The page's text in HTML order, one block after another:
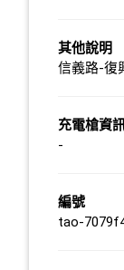
其他說明
信義路-復
充電槍資
-
編號
tao-